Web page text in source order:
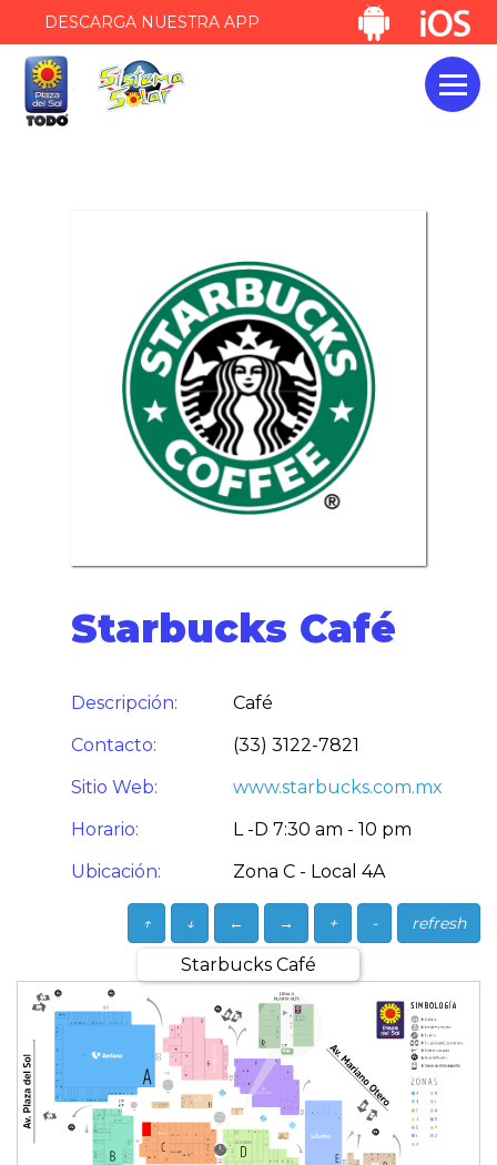
DESCARGA NUESTRA APP
Starbucks Café
Descripción:
Café
Contacto:
(33) 3122-7821
Sitio Web:
www.starbucks.com.mx
Horario:
L -D 7:30 am - 10 pm
Ubicación:
Zona C - Local 4A
refresh
-
+
→
←
↓
↑
Starbucks Café